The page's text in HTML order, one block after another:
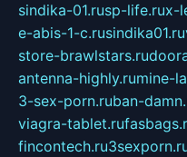
sindika-01.rusp-life.rux-
e-abis-1-c.rusindika01.ru
store-brawlstars.ru
antenna-highly.rumine-
3-sex-porn.ruban-
viagra-tablet.ru
fincontech.ru